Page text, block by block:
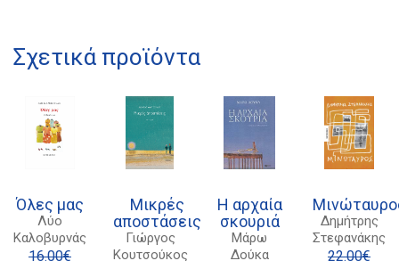
Σχετικά προϊόντα
Όλες μας
Λύο
Καλοβυρνάς
16.00€
Μικρές
αποστάσεις
Γιώργος
Κουτσούκος
Η αρχαία
σκουριά
Μάρω
Δούκα
Δημήτρης
Στεφανάκης
22.00€
Πολιτική προστασίας δεδομένων
Πολιτική επιστροφών
Όροι χρήσης
Αποστολές